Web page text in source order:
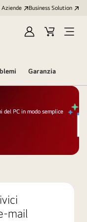
Aziende Business Solution
AccediCart
Open
Garanzia
del PC in modo semplice
mail